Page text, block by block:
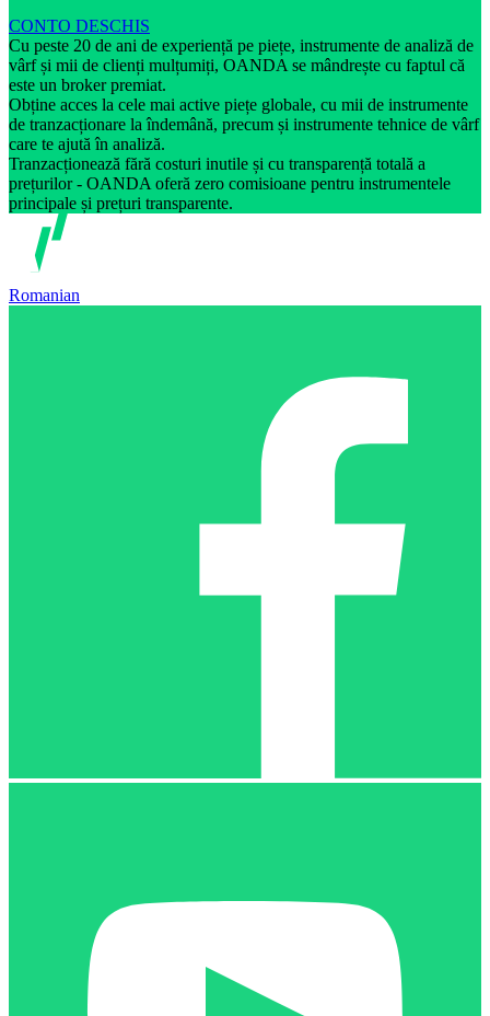
CONTO DESCHIS
Cu peste 20 de ani de experiență pe piețe, instrumente de analiză de
vârf și mii de clienți mulțumiți, OANDA se mândrește cu faptul că
este un broker premiat.
Obține acces la cele mai active piețe globale, cu mii de instrumente
de tranzacționare la îndemână, precum și instrumente tehnice de vârf
care te ajută în analiză.
Tranzacționează fără costuri inutile și cu transparență totală a
prețurilor - OANDA oferă zero comisioane pentru instrumentele
principale și prețuri transparente.
Romanian